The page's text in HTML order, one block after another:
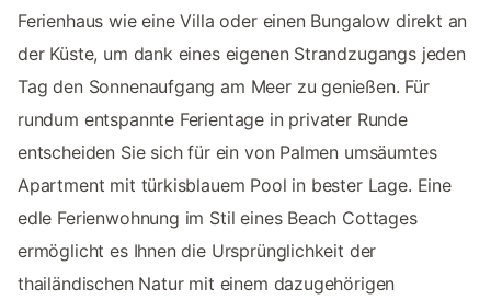
Ferienhaus wie eine Villa oder einen Bungalow direkt an
der Küste, um dank eines eigenen Strandzugangs jeden
Tag den Sonnenaufgang am Meer zu genießen. Für
rundum entspannte Ferientage in privater Runde
entscheiden Sie sich für ein von Palmen umsäumtes
Apartment mit türkisblauem Pool in bester Lage. Eine
edle Ferienwohnung im Stil eines Beach Cottages
ermöglicht es Ihnen die Ursprünglichkeit der
thailändischen Natur mit einem dazugehörigen